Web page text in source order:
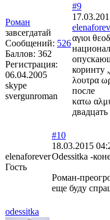
Роман
завсегдатай
Сообщений: 526
Баллов: 362
Регистрация:
06.04.2005
skype
svergunroman
#9
αγιοι
коринту
λουτρα
после
κατω
elenaforever
Гость
#10
18.03.2015
Odessitka -
Роман-
еще буду
odessitka